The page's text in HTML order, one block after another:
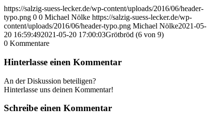
https://salzig-suess-lecker.de/wp-content/uploads/2016/06/header-
typo.png 0 0 Michael Nölke https://salzig-suess-lecker.de/wp-
content/uploads/2016/06/header-typo.png Michael Nölke2021-05-
20 16:59:492021-05-20 17:00:03Grötbröd (6 von 9)
0 Kommentare
Hinterlasse einen Kommentar
An der Diskussion beteiligen?
Hinterlasse uns deinen Kommentar!
Schreibe einen Kommentar